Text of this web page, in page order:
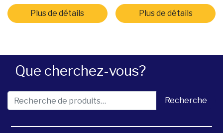
Que cherchez-vous?
Recherche pour : Recherche
Plus de détails Plus de détails